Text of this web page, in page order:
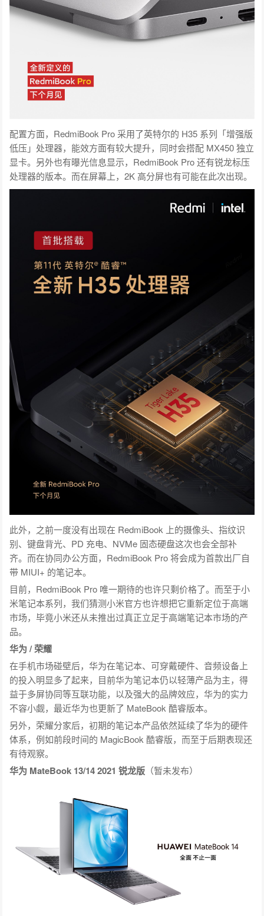
配置方面，RedmiBook Pro 采用了英特尔的 H35 系列「增强版
低压」处理器，能效方面有较大提升，同时会搭配 MX450 独立
显卡。另外也有曝光信息显示，RedmiBook Pro 还有锐龙标压
处理器的版本。而在屏幕上，2K 高分屏也有可能在此次出现。
此外，之前一度没有出现在 RedmiBook 上的摄像头、指纹识
别、键盘背光、PD 充电、NVMe 固态硬盘这次也会全部补
齐。而在协同办公方面，RedmiBook Pro 将会成为首款出厂自
带 MIUI+ 的笔记本。
目前，RedmiBook Pro 唯一期待的也许只剩价格了。而至于小
米笔记本系列，我们猜测小米官方也许想把它重新定位于高端
市场，毕竟小米还从未推出过真正立足于高端笔记本市场的产
品。
华为 / 荣耀
在手机市场碰壁后，华为在笔记本、可穿戴硬件、音频设备上
的投入明显多了起来，目前华为笔记本仍以轻薄产品为主，得
益于多屏协同等互联功能，以及强大的品牌效应，华为的实力
不容小觑，最近华为也更新了 MateBook 酷睿版本。
另外，荣耀分家后，初期的笔记本产品依然延续了华为的硬件
体系，例如前段时间的 MagicBook 酷睿版，而至于后期表现还
有待观察。
华为 MateBook 13/14 2021 锐龙版 （暂未发布）